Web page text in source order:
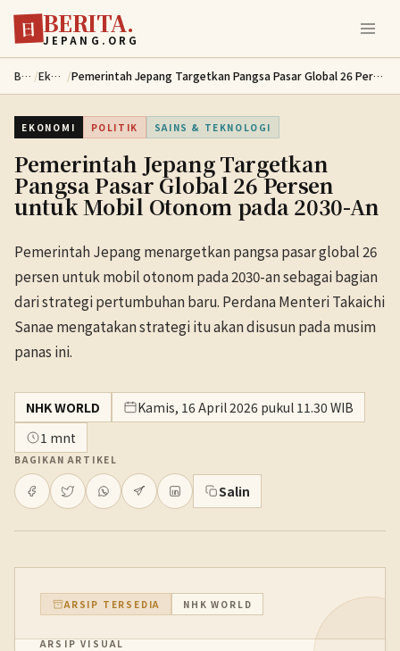
Lewati ke konten utama
日 BERITA.
JEPANG.ORG
Berita / Ekonomi / Pemerintah Jepang Targetkan Pangsa Pasar Global 26 Persen untuk Mobil Otonom pada 2030-An
EKONOMI POLITIK SAINS & TEKNOLOGI
Pemerintah Jepang Targetkan
Pangsa Pasar Global 26 Persen
untuk Mobil Otonom pada 2030-An
Pemerintah Jepang menargetkan pangsa pasar global 26
persen untuk mobil otonom pada 2030-an sebagai bagian
dari strategi pertumbuhan baru. Perdana Menteri Takaichi
Sanae mengatakan strategi itu akan disusun pada musim
panas ini.
NHK WORLD
Kamis, 16 April 2026 pukul 11.30 WIB
1 mnt
BAGIKAN ARTIKEL
Salin
ARSIP TERSEDIA NHK WORLD
ARSIP VISUAL